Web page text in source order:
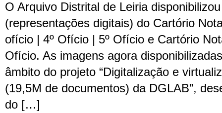
O Arquivo Distrital de Leiria
(representações digitais) do Cartório
ofício | 4º Ofício | 5º Ofício e Cartório
Ofício. As imagens agora
âmbito do projeto “Digitalização e
(19,5M de documentos) da DGLAB”,
do […]